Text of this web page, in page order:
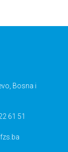
Bosna i
61 51